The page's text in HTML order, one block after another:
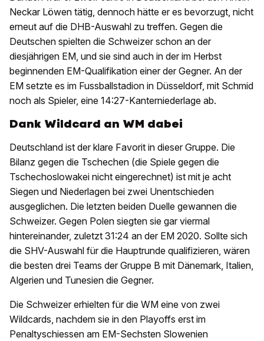
Neckar Löwen tätig, dennoch hätte er es bevorzugt, nicht
erneut auf die DHB-Auswahl zu treffen. Gegen die
Deutschen spielten die Schweizer schon an der
diesjährigen EM, und sie sind auch in der im Herbst
beginnenden EM-Qualifikation einer der Gegner. An der
EM setzte es im Fussballstadion in Düsseldorf, mit Schmid
noch als Spieler, eine 14:27-Kanterniederlage ab.
Dank Wildcard an WM dabei
Deutschland ist der klare Favorit in dieser Gruppe. Die
Bilanz gegen die Tschechen (die Spiele gegen die
Tschechoslowakei nicht eingerechnet) ist mit je acht
Siegen und Niederlagen bei zwei Unentschieden
ausgeglichen. Die letzten beiden Duelle gewannen die
Schweizer. Gegen Polen siegten sie gar viermal
hintereinander, zuletzt 31:24 an der EM 2020. Sollte sich
die SHV-Auswahl für die Hauptrunde qualifizieren, wären
die besten drei Teams der Gruppe B mit Dänemark, Italien,
Algerien und Tunesien die Gegner.
Die Schweizer erhielten für die WM eine von zwei
Wildcards, nachdem sie in den Playoffs erst im
Penaltyschiessen am EM-Sechsten Slowenien